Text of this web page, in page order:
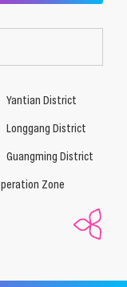
Yantian District
Longgang District
Guangming District
Zone